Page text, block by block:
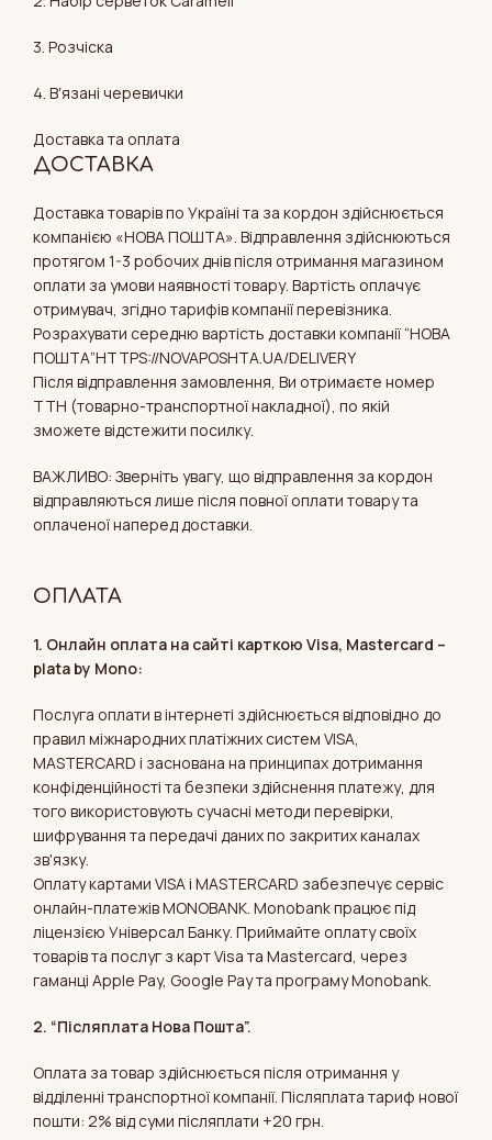
3. Розчіска
4. Вʼязані черевички
Доставка та оплата
ДОСТАВКА
Доставка товарів по Україні та за кордон здійснюється
компанією «НОВА ПОШТА». Відправлення здійснюються
протягом 1-3 робочих днів після отримання магазином
оплати за умови наявності товару. Вартість оплачує
отримувач, згідно тарифів компанії перевізника.
Розрахувати середню вартість доставки компанії “НОВА
ПОШТА”HTTPS://NOVAPOSHTA.UA/DELIVERY
Після відправлення замовлення, Ви отримаєте номер
ТТН (товарно-транспортної накладної), по якій
зможете відстежити посилку.
ВАЖЛИВО: Зверніть увагу, що відправлення за кордон
відправляються лише після повної оплати товару та
оплаченої наперед доставки.
ОПЛАТА
1. Онлайн оплата на сайті карткою Visa, Mastercard –
plata by Mono:
Послуга оплати в інтернеті здійснюється відповідно до
правил міжнародних платіжних систем VISА,
MASTERCARD і заснована на принципах дотримання
конфіденційності та безпеки здійснення платежу, для
того використовують сучасні методи перевірки,
шифрування та передачі даних по закритих каналах
зв'язку.
Оплату картами VISА і MASTERCARD забезпечує сервіс
онлайн-платежів MONOBANK. Monobank працює під
ліцензією Універсал Банку. Приймайте оплату своїх
товарів та послуг з карт Visa та Mastercard, через
гаманці Apple Pay, Google Pay та програму Monobank.
2. “Післяплата Нова Пошта”.
Оплата за товар здійснюється після отримання у
відділенні транспортної компанії. Післяплата тариф нової
пошти: 2% від суми післяплати +20 грн.